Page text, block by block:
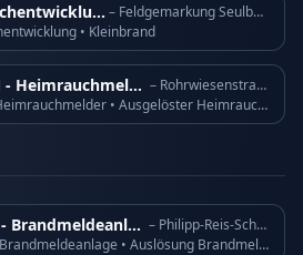
F1 Rauchentwicklung
– Feldgemarkung Seulberg
• Kleinbrand
F RWM - Heimrauchmelder
– Rohrwiesenstraße
F RWM Heimrauchmelder • Ausgelöster Heimrauchmelder
F BMA - Brandmeldeanlage
– Philipp-Reis-Schule
F BMA - Brandmeldeanlage • Auslösung Brandmeldeanlage